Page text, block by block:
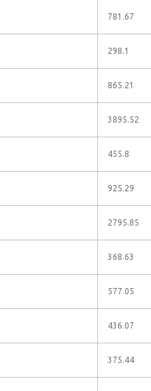
781.67
298.1
865.21
3895.52
455.8
925.29
2795.85
368.63
577.05
436.07
375.44